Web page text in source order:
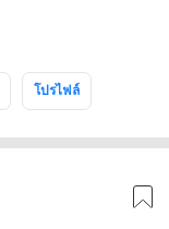
โปรไฟล์